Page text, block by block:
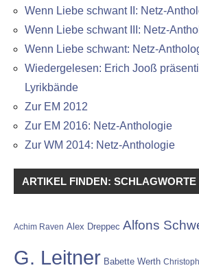
Wenn Liebe schwant II: Netz-
Wenn Liebe schwant III: Netz-
Wenn Liebe schwant: Netz-
Wiedergelesen: Erich Jooß
Lyrikbände
Zur EM 2012
Zur EM 2016: Netz-Anthologie
Zur WM 2014: Netz-Anthologie
ARTIKEL FINDEN: SCHLAGWORTE
Achim Raven Alex Dreppec Alfons
G. Leitner Babette Werth